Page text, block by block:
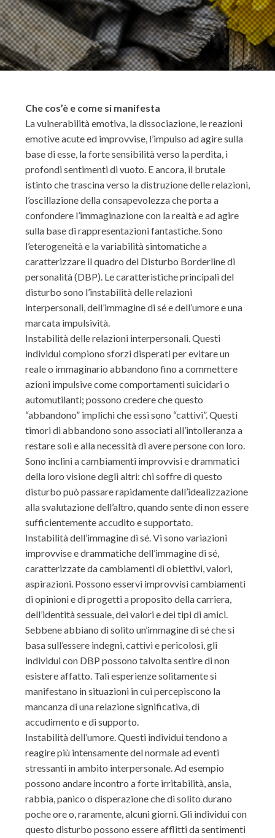
Che cos’è e come si manifesta
La vulnerabilità emotiva, la dissociazione, le reazioni
emotive acute ed improvvise, l’impulso ad agire sulla
base di esse, la forte sensibilità verso la perdita, i
profondi sentimenti di vuoto. E ancora, il brutale
istinto che trascina verso la distruzione delle relazioni,
l’oscillazione della consapevolezza che porta a
confondere l’immaginazione con la realtà e ad agire
sulla base di rappresentazioni fantastiche. Sono
l’eterogeneità e la variabilità sintomatiche a
caratterizzare il quadro del Disturbo Borderline di
personalità (DBP). Le caratteristiche principali del
disturbo sono l’instabilità delle relazioni
interpersonali, dell’immagine di sé e dell’umore e una
marcata impulsività.
Instabilità delle relazioni interpersonali. Questi
individui compiono sforzi disperati per evitare un
reale o immaginario abbandono fino a commettere
azioni impulsive come comportamenti suicidari o
automutilanti; possono credere che questo
“abbandono” implichi che essi sono “cattivi”. Questi
timori di abbandono sono associati all’intolleranza a
restare soli e alla necessità di avere persone con loro.
Sono inclini a cambiamenti improvvisi e drammatici
della loro visione degli altri: chi soffre di questo
disturbo può passare rapidamente dall’idealizzazione
alla svalutazione dell’altro, quando sente di non essere
sufficientemente accudito e supportato.
Instabilità dell’immagine di sé. Vi sono variazioni
improvvise e drammatiche dell’immagine di sé,
caratterizzate da cambiamenti di obiettivi, valori,
aspirazioni. Possono esservi improvvisi cambiamenti
di opinioni e di progetti a proposito della carriera,
dell’identità sessuale, dei valori e dei tipi di amici.
Sebbene abbiano di solito un’immagine di sé che si
basa sull’essere indegni, cattivi e pericolosi, gli
individui con DBP possono talvolta sentire di non
esistere affatto. Tali esperienze solitamente si
manifestano in situazioni in cui percepiscono la
mancanza di una relazione significativa, di
accudimento e di supporto.
Instabilità dell’umore. Questi individui tendono a
reagire più intensamente del normale ad eventi
stressanti in ambito interpersonale. Ad esempio
possono andare incontro a forte irritabilità, ansia,
rabbia, panico o disperazione che di solito durano
poche ore o, raramente, alcuni giorni. Gli individui con
questo disturbo possono essere afflitti da sentimenti